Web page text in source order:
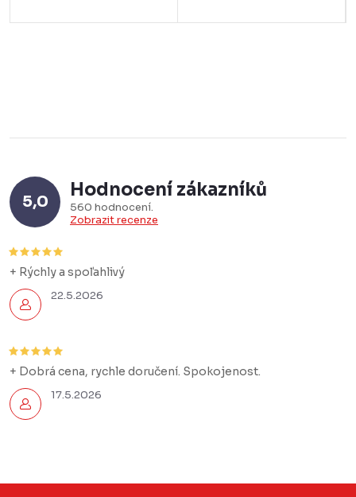
5,0
Hodnocení zákazníků
560 hodnocení
Zobrazit recenze
22.5.2026
+ Rýchly a spoľahlivý
17.5.2026
+ Dobrá cena, rychle doručení. Spokojenost.